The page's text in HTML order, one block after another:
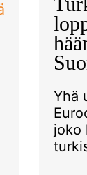
Yhä
joko